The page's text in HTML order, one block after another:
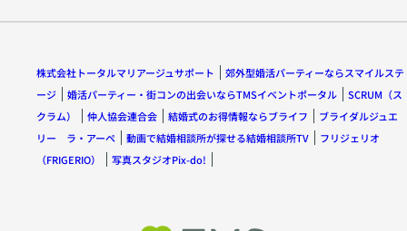
株式会社トータルマリアージュサポート
郊外型婚活パーティーならスマイルステ
ージ
婚活パーティー・街コンの出会いならTMSイベントポータル
SCRUM（ス
クラム）
仲人協会連合会 結婚式のお得情報ならブライフ
ブライダルジュエ
リー ラ・アーペ
動画で結婚相談所が探せる結婚相談所TV
フリジェリオ
（FRIGERIO）
写真スタジオPix-do!